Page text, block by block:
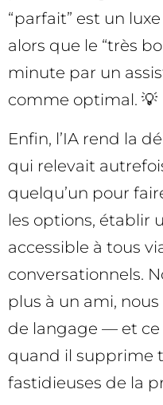
“parfait” est un
alors que le “très
minute par un
comme optimal. 💡
Enfin, l’IA rend la
qui relevait
quelqu’un pour
les options, établir
accessible à tous
conversationnels.
plus à un ami,
de langage — et ce
quand il supprime
fastidieuses de la